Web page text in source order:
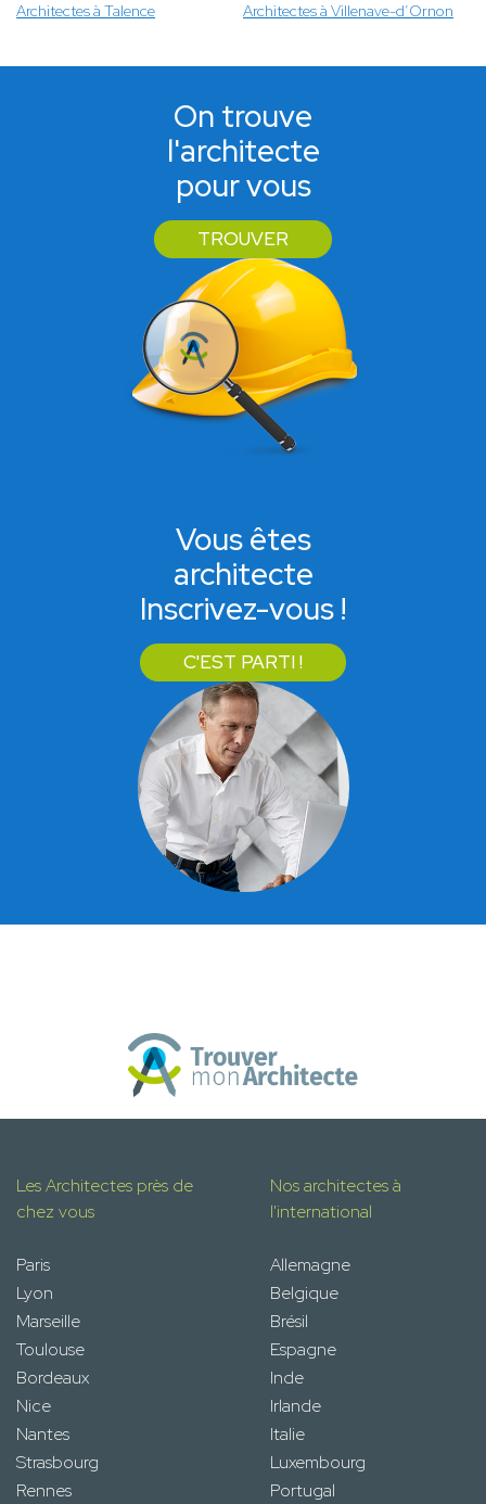
Architectes à Talence
Architectes à Villenave-d’Ornon
On trouve
l'architecte
pour vous
TROUVER
Vous êtes
architecte
Inscrivez-vous !
C'EST PARTI !
Les Architectes près de
chez vous
Paris
Lyon
Marseille
Toulouse
Bordeaux
Nice
Nantes
Strasbourg
Rennes
Nos architectes à
l'international
Allemagne
Belgique
Brésil
Espagne
Inde
Irlande
Italie
Luxembourg
Portugal